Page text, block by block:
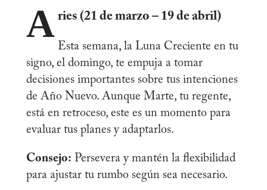
A ries (21 de marzo – 19 de abril)
Esta semana, la Luna Creciente en tu
signo, el domingo, te empuja a tomar
decisiones importantes sobre tus intenciones
de Año Nuevo. Aunque Marte, tu regente,
está en retroceso, este es un momento para
evaluar tus planes y adaptarlos.
Consejo: Persevera y mantén la flexibilidad
para ajustar tu rumbo según sea necesario.